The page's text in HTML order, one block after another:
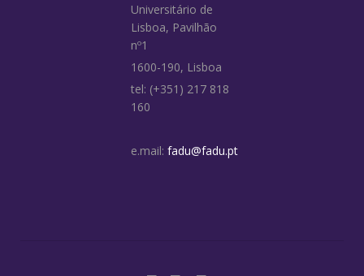
Universitário de
Lisboa, Pavilhão
nº1
1600-190, Lisboa
tel: (+351) 217 818
160
e.mail: fadu@fadu.pt